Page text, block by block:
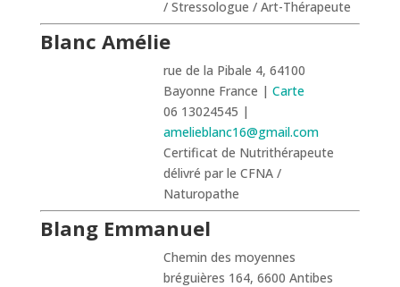
/ Stressologue / Art-Thérapeute
Blanc Amélie
rue de la Pibale 4, 64100
Bayonne France | Carte
06 13024545 |
amelieblanc16@gmail.com
Certificat de Nutrithérapeute
délivré par le CFNA /
Naturopathe
Blang Emmanuel
Chemin des moyennes
bréguières 164, 6600 Antibes